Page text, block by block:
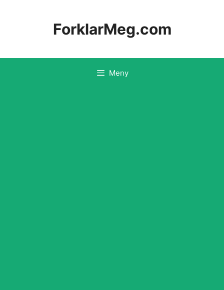
ForklarMeg.com
Meny